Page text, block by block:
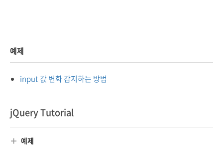
예제
input 값 변화 감지하는 방법
jQuery Tutorial
예제